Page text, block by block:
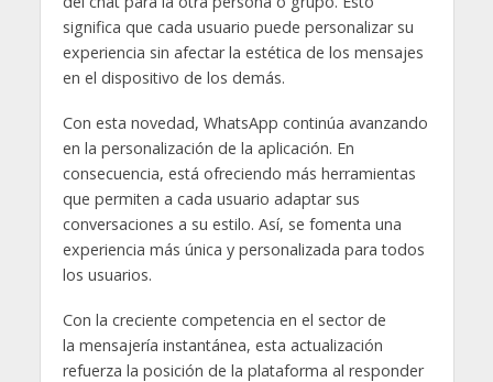
significa que cada usuario puede personalizar su
experiencia sin afectar la estética de los mensajes
en el dispositivo de los demás.
Con esta novedad, WhatsApp continúa avanzando
en la personalización de la aplicación. En
consecuencia, está ofreciendo más herramientas
que permiten a cada usuario adaptar sus
conversaciones a su estilo. Así, se fomenta una
experiencia más única y personalizada para todos
los usuarios.
Con la creciente competencia en el sector de
la mensajería instantánea, esta actualización
refuerza la posición de la plataforma al responder